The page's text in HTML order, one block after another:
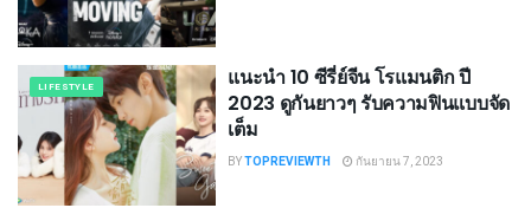
LIFESTYLE
แนะนำ 10 ซีรี่ย์จีน โรแมนติก ปี
2023 ดูกันยาวๆ รับความฟินแบบจัด
เต็ม
BYTOPREVIEWTH กันยายน 7, 2023